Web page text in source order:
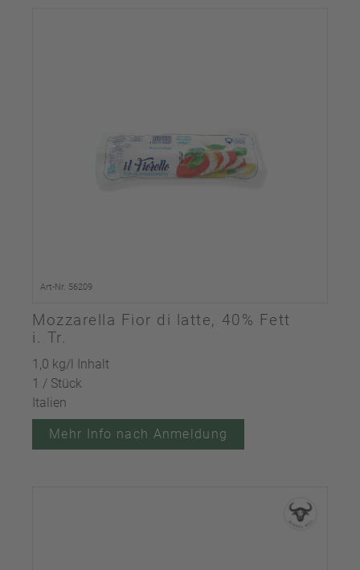
Art-Nr. 56209
Mozzarella Fior di latte, 40% Fett
i. Tr.
1,0 kg/l Inhalt
1 / Stück
Italien
Mehr Info nach Anmeldung